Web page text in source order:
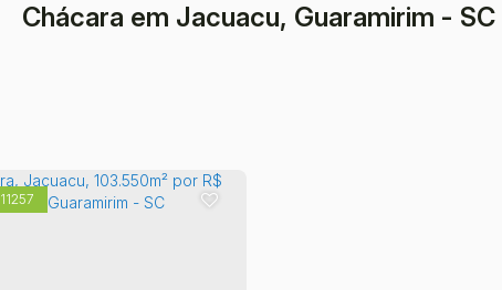
Chácara em Jacuacu, Guaramirim - SC
11257